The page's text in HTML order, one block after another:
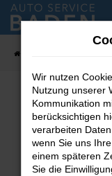
Zum
Hauptinhalt
Fehler:
Beim Laden ist
Hier sind ein
Wir nutzen
Nutzung unserer
Kommunikation
berücksichtigen
verarbeiten
wenn Sie uns
einem späteren
Sie die